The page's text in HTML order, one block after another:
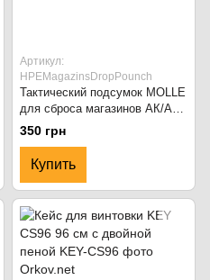
Артикул:
HPEMagazinsDropPounch
Тактический подсумок MOLLE
для сброса магазинов АК/AR
(сбросник) Зелёный
350 грн
Купить